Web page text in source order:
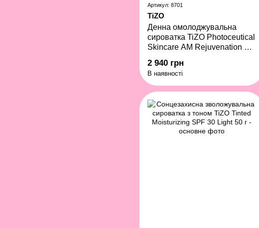
Артикул: 8701
TiZO
Денна омолоджувальна
сироватка TiZO Photoceutical
Skincare AM Rejuvenation 29
2 940 грн
В наявності